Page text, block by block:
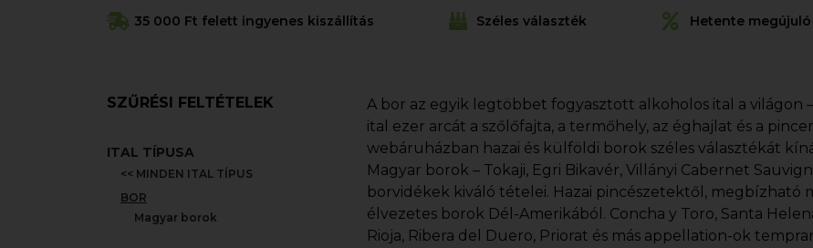
35 000 Ft felett ingyenes kiszállítás Széles választék Hetente
SZŰRÉSI FELTÉTELEK
ITAL TÍPUSA
<< MINDEN ITAL TÍPUS
BOR
Magyar borok
A bor az egyik legtöbbet fogyasztott alkoholos ital a világon
ital ezer arcát a szőlőfajta, a termőhely, az éghajlat és a
webáruházban hazai és külföldi borok széles választékát
Magyar borok – Tokaji, Egri Bikavér, Villányi Cabernet
borvidékek kiváló tételei. Hazai pincészetektől, megbízható
élvezetes borok Dél-Amerikából. Concha y Toro, Santa
Rioja, Ribera del Duero, Priorat és más appellation-ok